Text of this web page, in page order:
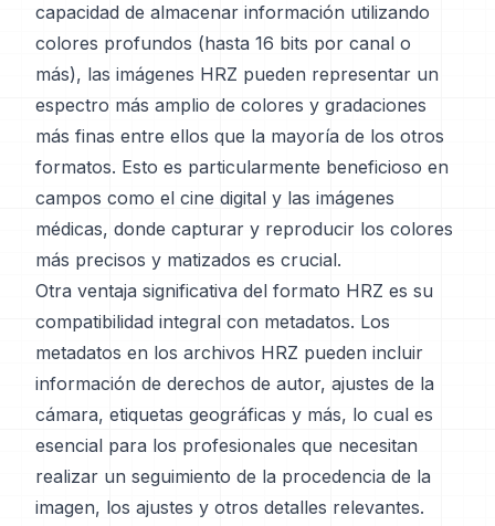
capacidad de almacenar información utilizando
colores profundos (hasta 16 bits por canal o
más), las imágenes HRZ pueden representar un
espectro más amplio de colores y gradaciones
más finas entre ellos que la mayoría de los otros
formatos. Esto es particularmente beneficioso en
campos como el cine digital y las imágenes
médicas, donde capturar y reproducir los colores
más precisos y matizados es crucial.
Otra ventaja significativa del formato HRZ es su
compatibilidad integral con metadatos. Los
metadatos en los archivos HRZ pueden incluir
información de derechos de autor, ajustes de la
cámara, etiquetas geográficas y más, lo cual es
esencial para los profesionales que necesitan
realizar un seguimiento de la procedencia de la
imagen, los ajustes y otros detalles relevantes.